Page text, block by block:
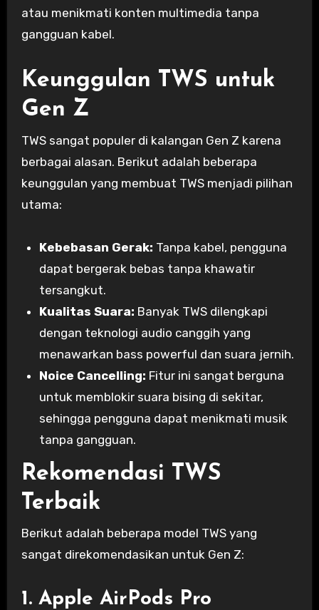
atau menikmati konten multimedia tanpa
gangguan kabel.
Keunggulan TWS untuk
Gen Z
TWS sangat populer di kalangan Gen Z karena
berbagai alasan. Berikut adalah beberapa
keunggulan yang membuat TWS menjadi pilihan
utama:
Kebebasan Gerak: Tanpa kabel, pengguna
dapat bergerak bebas tanpa khawatir
tersangkut.
Kualitas Suara: Banyak TWS dilengkapi
dengan teknologi audio canggih yang
menawarkan bass powerful dan suara jernih.
Noice Cancelling: Fitur ini sangat berguna
untuk memblokir suara bising di sekitar,
sehingga pengguna dapat menikmati musik
tanpa gangguan.
Rekomendasi TWS
Terbaik
Berikut adalah beberapa model TWS yang
sangat direkomendasikan untuk Gen Z:
1. Apple AirPods Pro